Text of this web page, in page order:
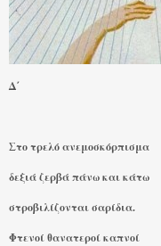
Δ΄
Στο τρελό ανεμοσκόρπισμα
δεξιά ζερβά πάνω και κάτω
στροβιλίζονται σαρίδια.
Φτενοί θανατεροί καπνοί